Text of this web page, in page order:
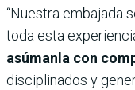
“Nuestra embajada
toda esta
asúmanla con
disciplinados y